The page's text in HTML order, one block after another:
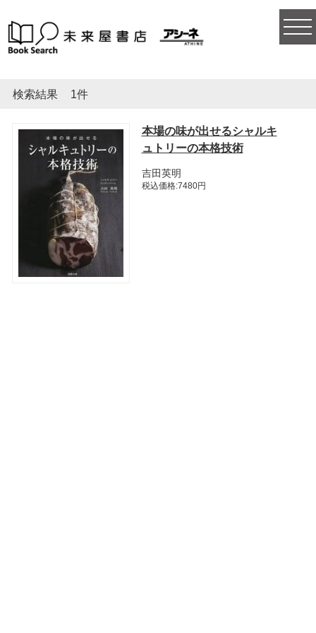
検索結果 1件
本場の味が出せるシャルキ
ュトリーの本格技術
吉田英明
税込価格:7480円